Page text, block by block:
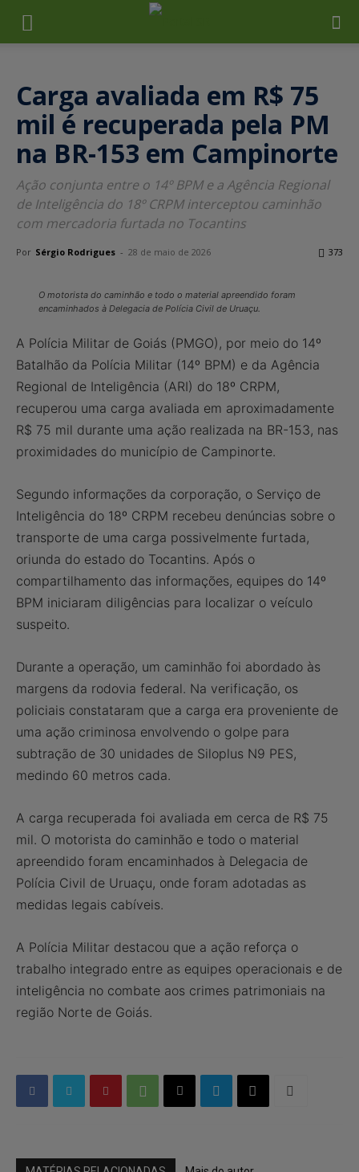
Carga avaliada em R$ 75
mil é recuperada pela PM
na BR-153 em Campinorte
Ação conjunta entre o 14º BPM e a Agência Regional
de Inteligência do 18º CRPM interceptou caminhão
com mercadoria furtada no Tocantins
Por Sérgio Rodrigues - 28 de maio de 2026 373
O motorista do caminhão e todo o material apreendido foram
encaminhados à Delegacia de Polícia Civil de Uruaçu.
A Polícia Militar de Goiás (PMGO), por meio do 14º
Batalhão da Polícia Militar (14º BPM) e da Agência
Regional de Inteligência (ARI) do 18º CRPM,
recuperou uma carga avaliada em aproximadamente
R$ 75 mil durante uma ação realizada na BR-153, nas
proximidades do município de Campinorte.
Segundo informações da corporação, o Serviço de
Inteligência do 18º CRPM recebeu denúncias sobre o
transporte de uma carga possivelmente furtada,
oriunda do estado do Tocantins. Após o
compartilhamento das informações, equipes do 14º
BPM iniciaram diligências para localizar o veículo
suspeito.
Durante a operação, um caminhão foi abordado às
margens da rodovia federal. Na verificação, os
policiais constataram que a carga era proveniente de
uma ação criminosa envolvendo o golpe para
subtração de 30 unidades de Siloplus N9 PES,
medindo 60 metros cada.
A carga recuperada foi avaliada em cerca de R$ 75
mil. O motorista do caminhão e todo o material
apreendido foram encaminhados à Delegacia de
Polícia Civil de Uruaçu, onde foram adotadas as
medidas legais cabíveis.
A Polícia Militar destacou que a ação reforça o
trabalho integrado entre as equipes operacionais e de
inteligência no combate aos crimes patrimoniais na
região Norte de Goiás.